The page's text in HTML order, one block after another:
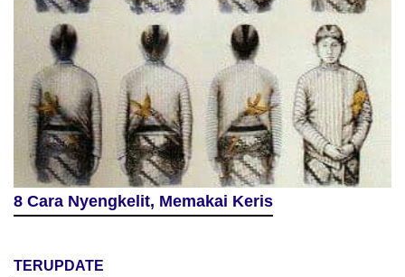
8 Cara Nyengkelit, Memakai Keris
TERUPDATE